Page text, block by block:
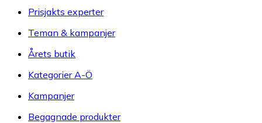
Prisjakts experter
Teman & kampanjer
Årets butik
Kategorier A-Ö
Kampanjer
Begagnade produkter